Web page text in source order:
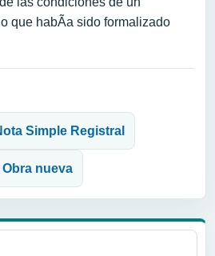
que habÃ­a sido formalizado
Simple Registral
nueva